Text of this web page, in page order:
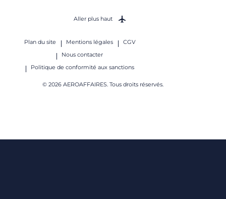
Plan du site Mentions légales
CGV
Nous contacter
Politique de conformité aux sanctions
© 2026 AEROAFFAIRES. Tous droits réservés.
Aller plus haut